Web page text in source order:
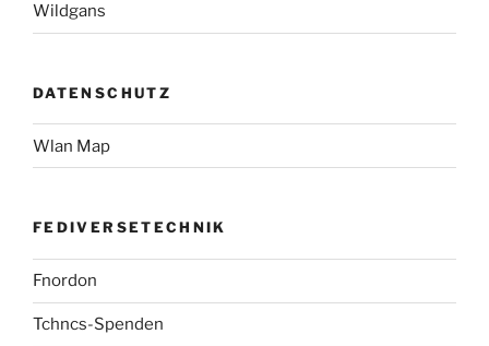
Wildgans
DATENSCHUTZ
Wlan Map
FEDIVERSETECHNIK
Fnordon
Tchncs-Spenden